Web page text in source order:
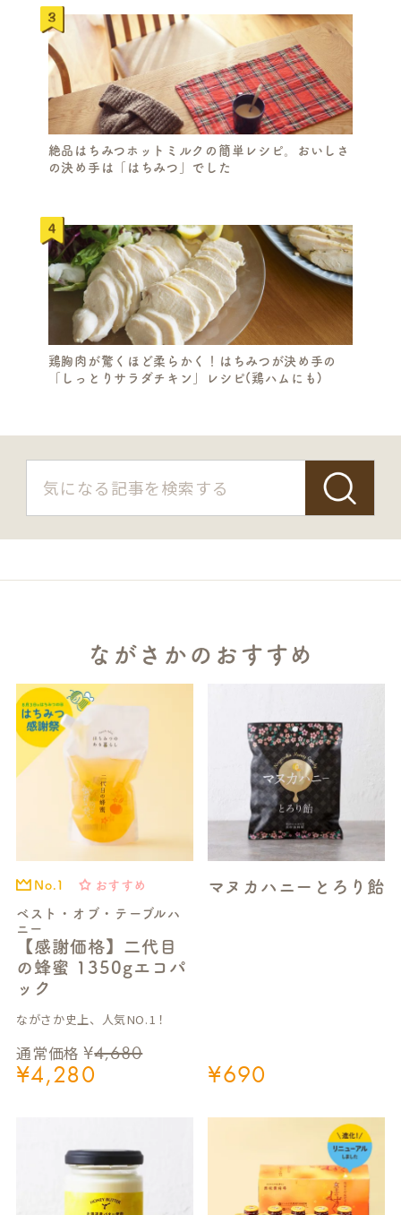
絶品はちみつホットミルクの簡単レシピ。おいしさ
の決め手は「はちみつ」でした
鶏胸肉が驚くほど柔らかく！はちみつが決め手の
「しっとりサラダチキン」レシピ(鶏ハムにも)
ながさかのおすすめ
ベスト・オブ・テーブルハ
ニー
【感謝価格】二代目
の蜂蜜 1350gエコパ
ック
No.1 おすすめ
通常価格 ¥4,680
¥4,280
ながさか史上、人気NO.1！
マヌカハニーとろり飴
¥690